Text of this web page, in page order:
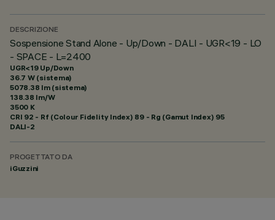
DESCRIZIONE
Sospensione Stand Alone - Up/Down - DALI - UGR<19 - LO
- SPACE - L=2400
UGR<19 Up/Down
36.7 W (sistema)
5078.38 lm (sistema)
138.38 lm/W
3500 K
CRI 92 - Rf (Colour Fidelity Index) 89 - Rg (Gamut Index) 95
DALI-2
PROGETTATO DA
iGuzzini